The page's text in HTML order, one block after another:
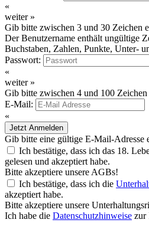
«
weiter »
Gib bitte zwischen 3 und 30 Zeichen
Der Benutzername enthält ungültige
Buchstaben, Zahlen, Punkte, Unter-
Passwort:
«
weiter »
Gib bitte zwischen 4 und 100 Zeichen
E-Mail:
«
Jetzt Anmelden
Gib bitte eine gültige E-Mail-Adresse
Ich bestätige, dass ich das 18.
gelesen und akzeptiert habe.
Bitte akzeptiere unsere AGBs!
Ich bestätige, dass ich die
akzeptiert habe.
Bitte akzeptiere unsere
Ich habe die Datenschutzhinweise zur